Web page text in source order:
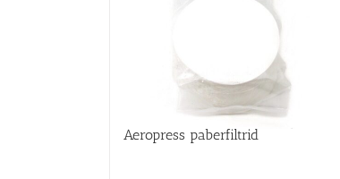
Aeropress paberfiltrid